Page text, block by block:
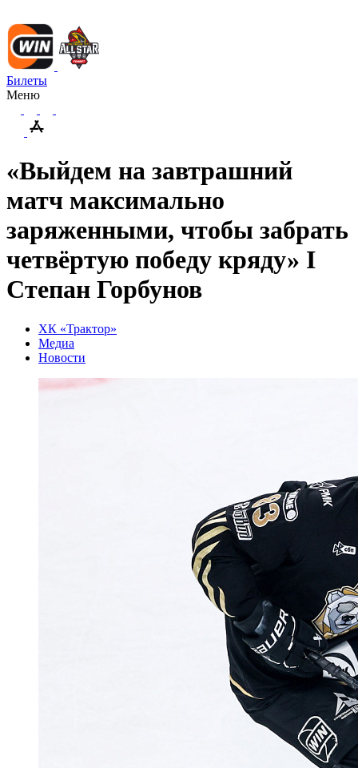
Билеты
Меню
«Выйдем на завтрашний
матч максимально
заряженными, чтобы забрать
четвёртую победу кряду» I
Степан Горбунов
ХК «Трактор»
Медиа
Новости